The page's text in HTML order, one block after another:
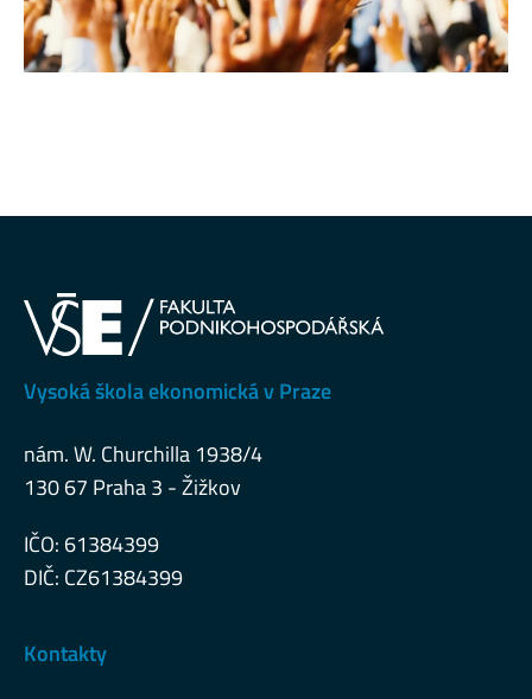
Vysoká škola ekonomická v Praze
nám. W. Churchilla 1938/4
130 67 Praha 3 - Žižkov
IČO: 61384399
DIČ: CZ61384399
Kontakty